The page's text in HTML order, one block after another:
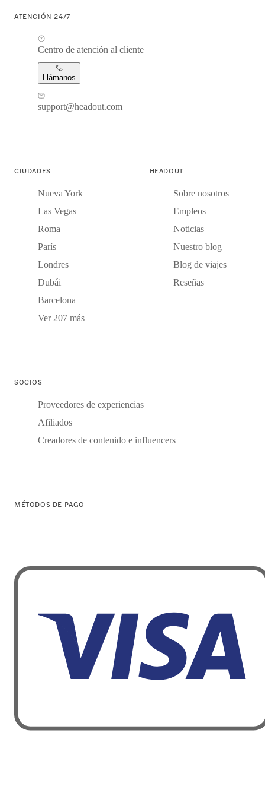
ATENCIÓN 24/7
Centro de atención al cliente
Llámanos
support@headout.com
CIUDADES
Nueva York
Las Vegas
Roma
París
Londres
Dubái
Barcelona
Ver 207 más
HEADOUT
Sobre nosotros
Empleos
Noticias
Nuestro blog
Blog de viajes
Reseñas
SOCIOS
Proveedores de experiencias
Afiliados
Creadores de contenido e influencers
MÉTODOS DE PAGO